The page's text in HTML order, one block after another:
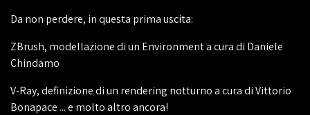
Da non perdere, in questa prima uscita:
ZBrush, modellazione di un Environment a cura di Daniele
Chindamo
V-Ray, definizione di un rendering notturno a cura di Vittorio
Bonapace ... e molto altro ancora!